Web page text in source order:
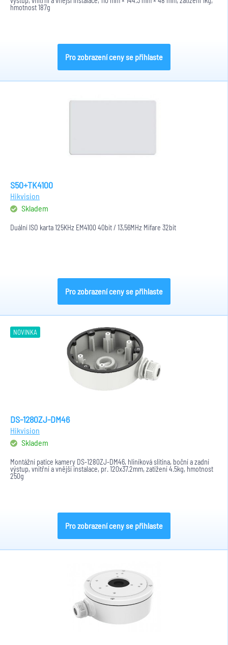
hmotnost 187g
Pro zobrazení ceny se přihlaste
S50+TK4100
Hikvision
Skladem
Duální ISO karta 125KHz EM4100 40bit / 13,56MHz Mifare 32bit
Pro zobrazení ceny se přihlaste
NOVINKA
DS-1280ZJ-DM46
Hikvision
Skladem
Montážní patice kamery DS-1280ZJ-DM46, hliníková slitina, boční a zadní
výstup, vnitřní a vnější instalace, pr. 120x37.2mm, zatížení 4.5kg, hmotnost
250g
Pro zobrazení ceny se přihlaste